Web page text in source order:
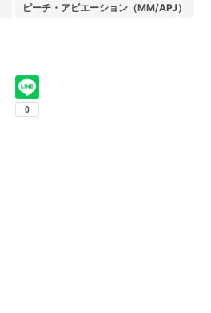
ピーチ・アビエーション（MM/APJ）